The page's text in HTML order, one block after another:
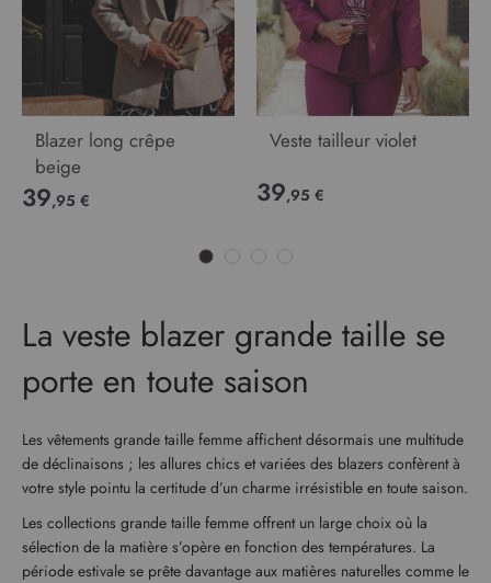
Blazer long crêpe
beige
39,95 €
Veste tailleur violet
39,95 €
La veste blazer grande taille se
porte en toute saison
Les vêtements grande taille femme affichent désormais une multitude
de déclinaisons ; les allures chics et variées des blazers confèrent à
votre style pointu la certitude d’un charme irrésistible en toute saison.
Les collections grande taille femme offrent un large choix où la
sélection de la matière s’opère en fonction des températures. La
période estivale se prête davantage aux matières naturelles comme le